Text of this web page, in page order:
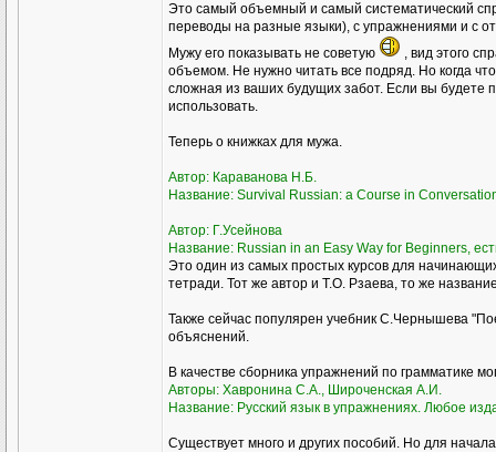
Это самый объемный и самый систематический
переводы на разные языки), с упражнениями и с
Мужу его показывать не советую
, вид этого
объемом. Не нужно читать все подряд. Но когда
сложная из ваших будущих забот. Если вы будете
использовать.
Теперь о книжках для мужа.
Автор: Караванова Н.Б.
Название: Survival Russian: а Course in
Автор: Г.Усейнова
Название: Russian in an Easy Way for Beginners,
Это один из самых простых курсов для
тетради. Тот же автор и Т.О. Рзаева, то же
Также сейчас популярен учебник С.Чернышева
объяснений.
В качестве сборника упражнений по грамматике
Авторы: Хавронина С.А., Широченская А.И.
Название: Русский язык в упражнениях. Любое
Существует много и других пособий. Но для